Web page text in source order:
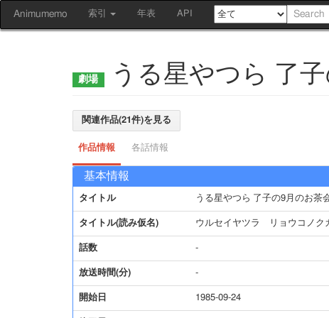
Animumemo 索引 年表 API
うる星やつら 了
関連作品(21件)を見る
作品情報 各話情報
基本情報
タイトル うる星やつら 了子の9月のお茶
タイトル(読み仮名) ウルセイヤツラ リョウコノク
話数 -
放送時間(分) -
開始日 1985-09-24